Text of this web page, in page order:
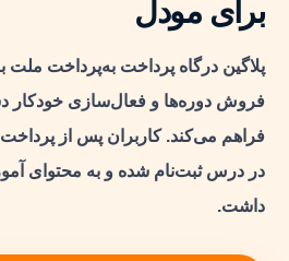
برای مودل
پلاگین درگاه پرداخت به‌پرداخت ملت
فروش دوره‌ها و فعال‌سازی خودکار
فراهم می‌کند. کاربران پس از
در درس ثبت‌نام شده و به محتوای
داشت.